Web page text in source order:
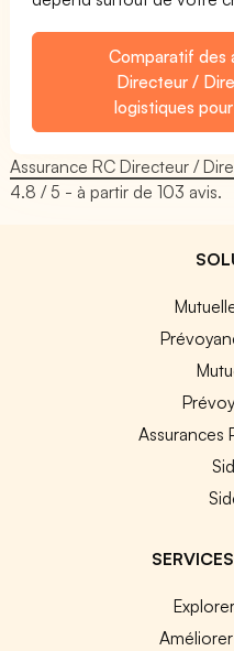
Comparatif des
Directeur /
logistiques
Assurance RC Directeur /
4.8 / 5 - à partir de103 avis.
Assurances